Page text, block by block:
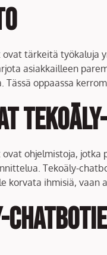
tärkeitä työkaluja
asiakkailleen
Tässä oppaassa
ohjelmistoja, jotka
Tekoäly-
korvata ihmisiä, vaan